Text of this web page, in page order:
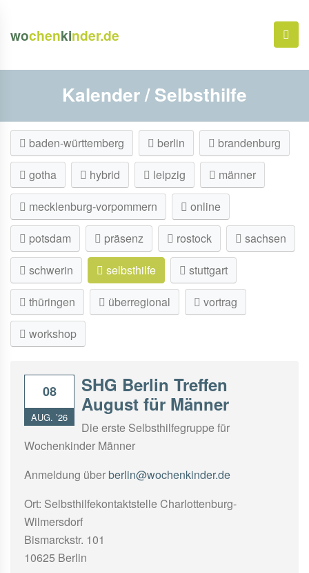
wochenkinder.de
Kalender / Selbsthilfe
baden-württemberg berlin
brandenburg
gotha
hybrid leipzig
männer
mecklenburg-vorpommern
online
potsdam
präsenz rostock
sachsen
schwerin
selbsthilfe
stuttgart
thüringen
überregional
vortrag
workshop
08
AUG. ’26
SHG Berlin Treffen
August für Männer
Die erste Selbsthilfegruppe für
Wochenkinder Männer
Anmeldung überberlin@wochenkinder.de
Ort: Selbsthilfekontaktstelle Charlottenburg-
Wilmersdorf
Bismarckstr. 101
10625 Berlin